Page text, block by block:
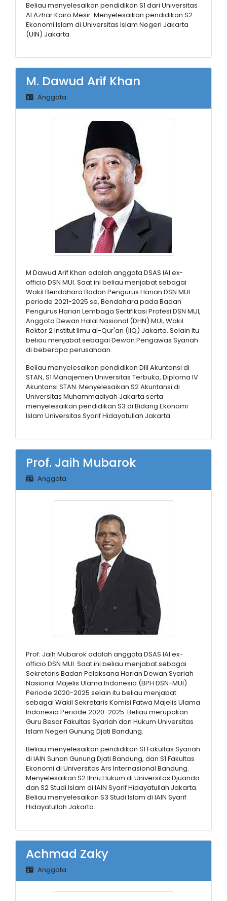
Beliau menyelesaikan pendidikan S1 dari Universitas
Al Azhar Kairo Mesir. Menyelesaikan pendidikan S2
Ekonomi Islam di Universitas Islam Negeri Jakarta
(UIN) Jakarta.
M. Dawud Arif Khan
Anggota
M Dawud Arif Khan adalah anggota DSAS IAI ex-
officio DSN MUI. Saat ini beliau menjabat sebagai
Wakil Bendahara Badan Pengurus Harian DSN MUI
periode 2021-2025 se, Bendahara pada Badan
Pengurus Harian Lembaga Sertifikasi Profesi DSN MUI,
Anggota Dewan Halal Nasional (DHN) MUI, Wakil
Rektor 2 Institut Ilmu al-Qur'an (IIQ) Jakarta. Selain itu
beliau menjabat sebagai Dewan Pengawas Syariah
di beberapa perusahaan.
Beliau menyelesaikan pendidikan DIII Akuntansi di
STAN, S1 Manajemen Universitas Terbuka, Diploma IV
Akuntansi STAN. Menyelesaikan S2 Akuntansi di
Universitas Muhammadiyah Jakarta serta
menyelesaikan pendidikan S3 di Bidang Ekonomi
Islam Universitas Syarif Hidayatullah Jakarta.
Prof. Jaih Mubarok
Anggota
Prof. Jaih Mubarok adalah anggota DSAS IAI ex-
officio DSN MUI. Saat ini beliau menjabat sebagai
Sekretaris Badan Pelaksana Harian Dewan Syariah
Nasional Majelis Ulama Indonesia (BPH DSN-MUI)
Periode 2020-2025 selain itu beliau menjabat
sebagai Wakil Sekretaris Komisi Fatwa Majelis Ulama
Indonesia Periode 2020-2025. Beliau merupakan
Guru Besar Fakultas Syariah dan Hukum Universitas
Islam Negeri Gunung Djati Bandung.
Beliau menyelesaikan pendidikan S1 Fakultas Syariah
di IAIN Sunan Gunung Djati Bandung, dan S1 Fakultas
Ekonomi di Universitas Ars Internasional Bandung.
Menyelesaikan S2 Ilmu Hukum di Universitas Djuanda
dan S2 Studi Islam di IAIN Syarif Hidayatullah Jakarta.
Beliau menyelesaikan S3 Studi Islam di IAIN Syarif
Hidayatullah Jakarta.
Achmad Zaky
Anggota